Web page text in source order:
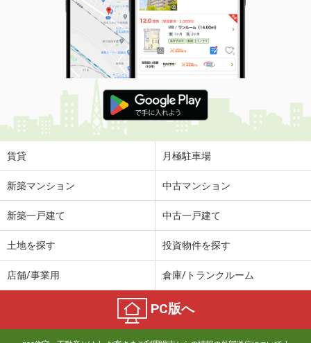
賃貸 月極駐車場
新築マンション 中古マンション
新築一戸建て 中古一戸建て
土地を探す 投資物件を探す
店舗/事業用 倉庫/トランクルーム
PC版へ